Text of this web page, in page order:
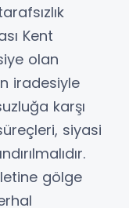
Kent
olan
iradesiyle
karşı
siyasi
gölge